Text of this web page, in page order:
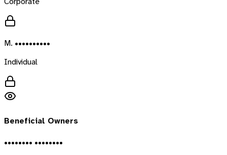
M. ••••••••••
Individual
Beneficial Owners
•••••••• ••••••••